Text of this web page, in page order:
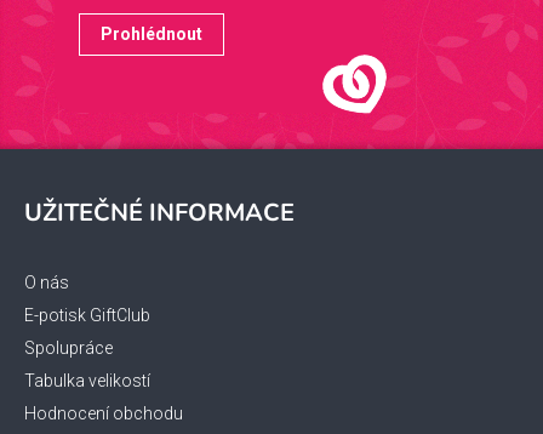
Prohlédnout
UŽITEČNÉ INFORMACE
O nás
E-potisk GiftClub
Spolupráce
Tabulka velikostí
Hodnocení obchodu